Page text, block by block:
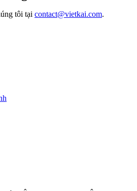
tôi tại contact@vietkai.com.